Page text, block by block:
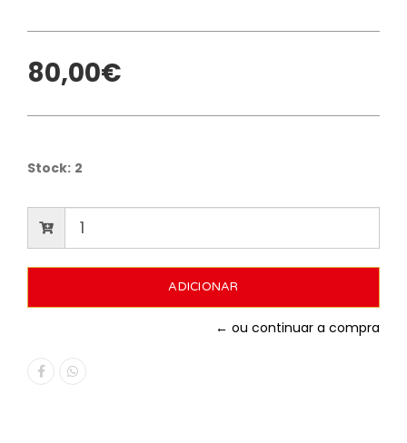
80,00€
Stock: 2
← ou continuar a compra